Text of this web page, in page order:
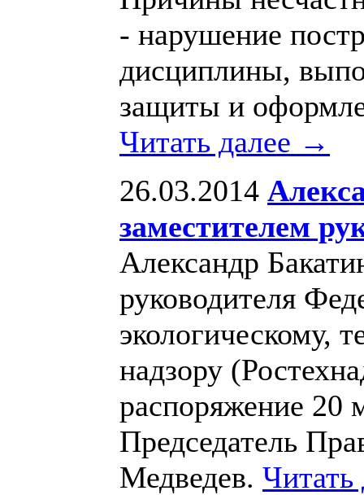
- нарушение
дисциплины,
защиты и
Читать далее →
26.03.2014
заместителем
Александр
руководителя
экологическому,
надзору
распоряжение 20
Председатель
Медведев.